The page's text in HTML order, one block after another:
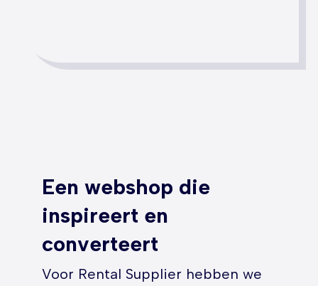
Een webshop die
inspireert en
converteert
Voor Rental Supplier hebben we